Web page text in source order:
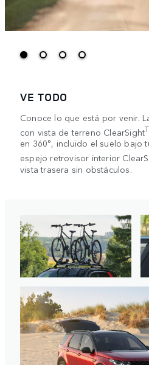
VE TODO
Conoce lo que está por venir.
con vista de terreno ClearSight
en 360°, incluido el suelo bajo
espejo retrovisor interior
vista trasera sin obstáculos.